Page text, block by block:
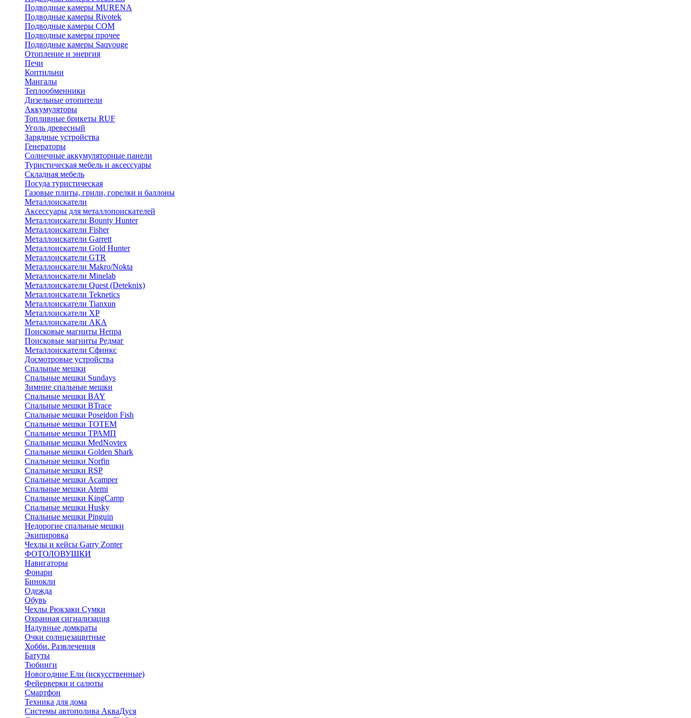
Подводные камеры MURENA
Подводные камеры Rivotek
Подводные камеры СОМ
Подводные камеры прочее
Подводные камеры Saqvouge
Отопление и энергия
Печи
Коптильни
Мангалы
Теплообменники
Дизельные отопители
Аккумуляторы
Топливные брикеты RUF
Уголь древесный
Зарядные устройства
Генераторы
Солнечные аккумуляторные панели
Туристическая мебель и аксессуары
Складная мебель
Посуда туристическая
Газовые плиты, грили, горелки и баллоны
Металлоискатели
Аксессуары для металлопоискателей
Металлоискатели Bounty Hunter
Металлоискатели Fisher
Металлоискатели Garrett
Металлоискатели Gold Hunter
Металлоискатели GTR
Металлоискатели Makro/Nokta
Металлоискатели Minelab
Металлоискатели Quest (Deteknix)
Металлоискатели Teknetics
Металлоискатели Tianxun
Металлоискатели XP
Металлоискатели АКА
Поисковые магниты Непра
Поисковые магниты Редмаг
Металлоискатели Сфинкс
Досмотровые устройства
Спальные мешки
Спальные мешки Sundays
Зимние спальные мешки
Спальные мешки BAY
Спальные мешки BTrace
Спальные мешки Poseidon Fish
Спальные мешки ТОТЕМ
Спальные мешки ТРАМП
Cпальные мешки MedNovtex
Спальные мешки Golden Shark
Спальные мешки Norfin
Спальные мешки RSP
Спальные мешки Acamper
Спальные мешки Atemi
Спальные мешки KingCamp
Спальные мешки Husky
Спальные мешки Pinguin
Недорогие спальные мешки
Экипировка
Чехлы и кейсы Garry Zonter
ФОТОЛОВУШКИ
Навигаторы
Фонари
Бинокли
Одежда
Обувь
Чехлы Рюкзаки Сумки
Охранная сигнализация
Надувные домкраты
Очки солнцезащитные
Хобби. Развлечения
Батуты
Тюбинги
Новогодние Ели (искусственные)
Фейерверки и салюты
Смартфон
Техника для дома
Системы автополива АкваДуся